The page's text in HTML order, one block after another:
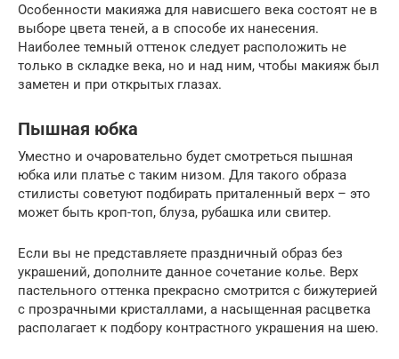
Особенности макияжа для нависшего века состоят не в
выборе цвета теней, а в способе их нанесения.
Наиболее темный оттенок следует расположить не
только в складке века, но и над ним, чтобы макияж был
заметен и при открытых глазах.
Пышная юбка
Уместно и очаровательно будет смотреться пышная
юбка или платье с таким низом. Для такого образа
стилисты советуют подбирать приталенный верх – это
может быть кроп-топ, блуза, рубашка или свитер.
Если вы не представляете праздничный образ без
украшений, дополните данное сочетание колье. Верх
пастельного оттенка прекрасно смотрится с бижутерией
с прозрачными кристаллами, а насыщенная расцветка
располагает к подбору контрастного украшения на шею.